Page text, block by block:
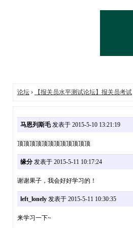
论坛› 【报关员水平测试论坛】报关员考试
马恩列斯毛发表于 2015-5-10 13:21:19
顶顶顶顶顶顶顶顶顶顶顶顶
缘分发表于 2015-5-11 10:17:24
谢谢果子，我会好好学习的！
left_lonely发表于 2015-5-11 10:30:35
来学习一下~